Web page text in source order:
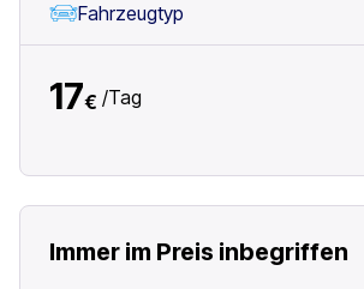
Fahrzeugtyp
17€ /Tag
Immer im Preis inbegriffen